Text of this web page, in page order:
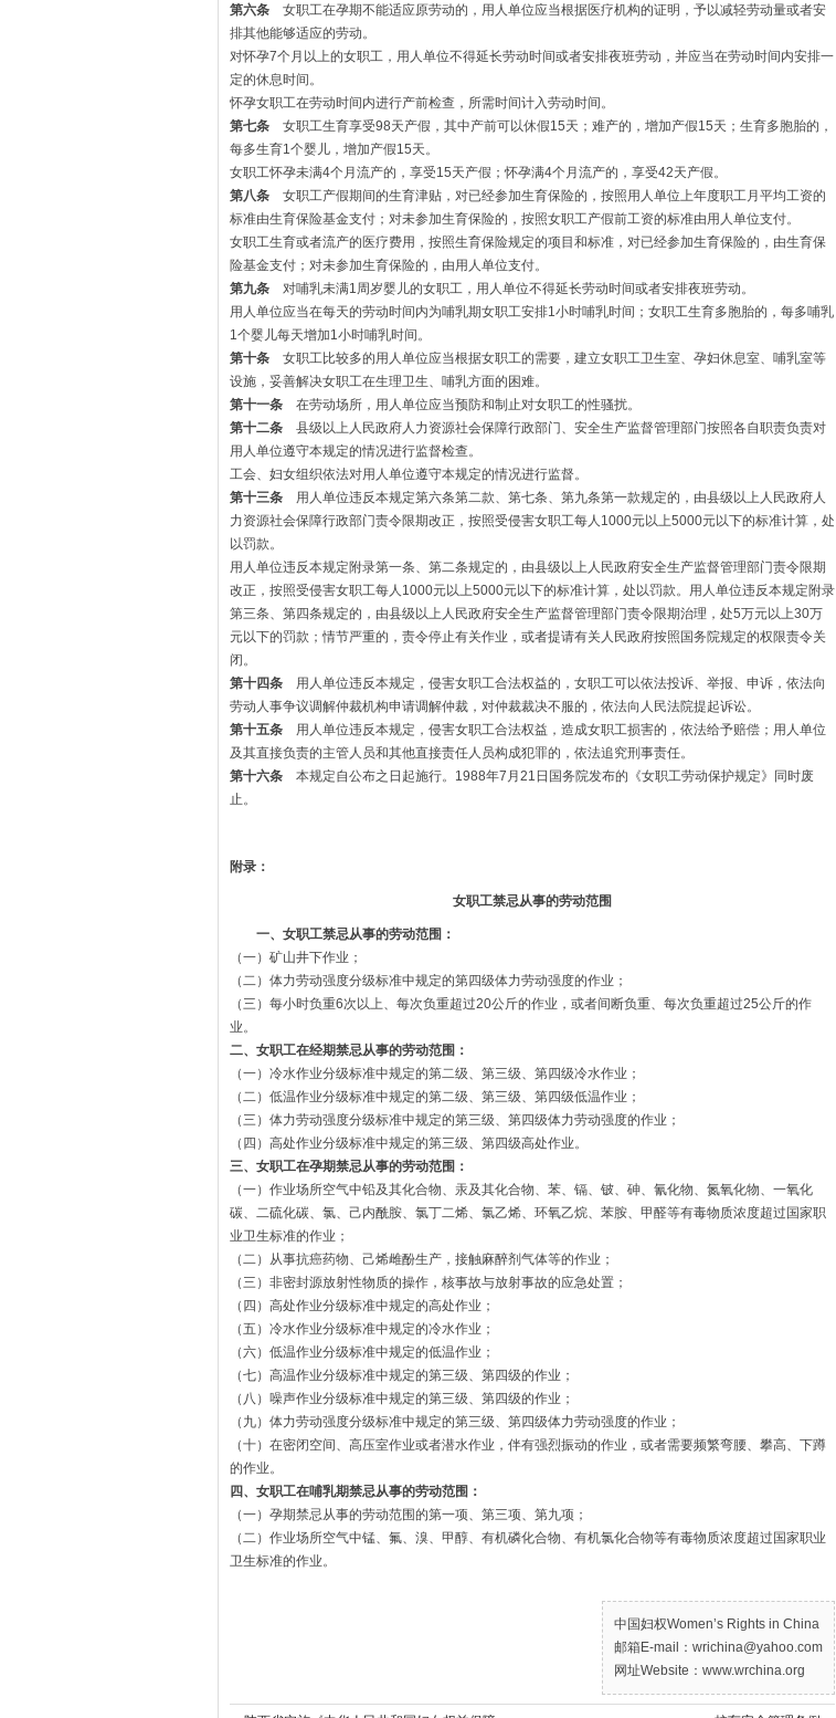
第六条 女职工在孕期不能适应原劳动的，用人单位应当根据医疗机构的证明，予以减轻劳动量或者安
排其他能够适应的劳动。
对怀孕7个月以上的女职工，用人单位不得延长劳动时间或者安排夜班劳动，并应当在劳动时间内安排一
定的休息时间。
怀孕女职工在劳动时间内进行产前检查，所需时间计入劳动时间。
第七条 女职工生育享受98天产假，其中产前可以休假15天；难产的，增加产假15天；生育多胞胎的，
每多生育1个婴儿，增加产假15天。
女职工怀孕未满4个月流产的，享受15天产假；怀孕满4个月流产的，享受42天产假。
第八条 女职工产假期间的生育津贴，对已经参加生育保险的，按照用人单位上年度职工月平均工资的
标准由生育保险基金支付；对未参加生育保险的，按照女职工产假前工资的标准由用人单位支付。
女职工生育或者流产的医疗费用，按照生育保险规定的项目和标准，对已经参加生育保险的，由生育保
险基金支付；对未参加生育保险的，由用人单位支付。
第九条 对哺乳未满1周岁婴儿的女职工，用人单位不得延长劳动时间或者安排夜班劳动。
用人单位应当在每天的劳动时间内为哺乳期女职工安排1小时哺乳时间；女职工生育多胞胎的，每多哺乳
1个婴儿每天增加1小时哺乳时间。
第十条 女职工比较多的用人单位应当根据女职工的需要，建立女职工卫生室、孕妇休息室、哺乳室等
设施，妥善解决女职工在生理卫生、哺乳方面的困难。
第十一条 在劳动场所，用人单位应当预防和制止对女职工的性骚扰。
第十二条 县级以上人民政府人力资源社会保障行政部门、安全生产监督管理部门按照各自职责负责对
用人单位遵守本规定的情况进行监督检查。
工会、妇女组织依法对用人单位遵守本规定的情况进行监督。
第十三条 用人单位违反本规定第六条第二款、第七条、第九条第一款规定的，由县级以上人民政府人
力资源社会保障行政部门责令限期改正，按照受侵害女职工每人1000元以上5000元以下的标准计算，处
以罚款。
用人单位违反本规定附录第一条、第二条规定的，由县级以上人民政府安全生产监督管理部门责令限期
改正，按照受侵害女职工每人1000元以上5000元以下的标准计算，处以罚款。用人单位违反本规定附录
第三条、第四条规定的，由县级以上人民政府安全生产监督管理部门责令限期治理，处5万元以上30万
元以下的罚款；情节严重的，责令停止有关作业，或者提请有关人民政府按照国务院规定的权限责令关
闭。
第十四条 用人单位违反本规定，侵害女职工合法权益的，女职工可以依法投诉、举报、申诉，依法向
劳动人事争议调解仲裁机构申请调解仲裁，对仲裁裁决不服的，依法向人民法院提起诉讼。
第十五条 用人单位违反本规定，侵害女职工合法权益，造成女职工损害的，依法给予赔偿；用人单位
及其直接负责的主管人员和其他直接责任人员构成犯罪的，依法追究刑事责任。
第十六条 本规定自公布之日起施行。1988年7月21日国务院发布的《女职工劳动保护规定》同时废
止。
附录：
女职工禁忌从事的劳动范围
一、女职工禁忌从事的劳动范围：
（一）矿山井下作业；
（二）体力劳动强度分级标准中规定的第四级体力劳动强度的作业；
（三）每小时负重6次以上、每次负重超过20公斤的作业，或者间断负重、每次负重超过25公斤的作
业。
二、女职工在经期禁忌从事的劳动范围：
（一）冷水作业分级标准中规定的第二级、第三级、第四级冷水作业；
（二）低温作业分级标准中规定的第二级、第三级、第四级低温作业；
（三）体力劳动强度分级标准中规定的第三级、第四级体力劳动强度的作业；
（四）高处作业分级标准中规定的第三级、第四级高处作业。
三、女职工在孕期禁忌从事的劳动范围：
（一）作业场所空气中铅及其化合物、汞及其化合物、苯、镉、铍、砷、氰化物、氮氧化物、一氧化
碳、二硫化碳、氯、己内酰胺、氯丁二烯、氯乙烯、环氧乙烷、苯胺、甲醛等有毒物质浓度超过国家职
业卫生标准的作业；
（二）从事抗癌药物、己烯雌酚生产，接触麻醉剂气体等的作业；
（三）非密封源放射性物质的操作，核事故与放射事故的应急处置；
（四）高处作业分级标准中规定的高处作业；
（五）冷水作业分级标准中规定的冷水作业；
（六）低温作业分级标准中规定的低温作业；
（七）高温作业分级标准中规定的第三级、第四级的作业；
（八）噪声作业分级标准中规定的第三级、第四级的作业；
（九）体力劳动强度分级标准中规定的第三级、第四级体力劳动强度的作业；
（十）在密闭空间、高压室作业或者潜水作业，伴有强烈振动的作业，或者需要频繁弯腰、攀高、下蹲
的作业。
四、女职工在哺乳期禁忌从事的劳动范围：
（一）孕期禁忌从事的劳动范围的第一项、第三项、第九项；
（二）作业场所空气中锰、氟、溴、甲醇、有机磷化合物、有机氯化合物等有毒物质浓度超过国家职业
卫生标准的作业。
中国妇权Women’s Rights in China
邮箱E-mail：wrichina@yahoo.com
网址Website：www.wrchina.org